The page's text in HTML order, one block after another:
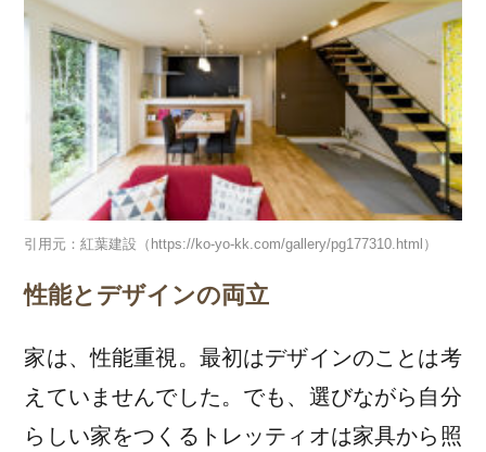
引用元：紅葉建設（https://ko-yo-kk.com/gallery/pg177310.html）
性能とデザインの両立
家は、性能重視。最初はデザインのことは考
えていませんでした。でも、選びながら自分
らしい家をつくるトレッティオは家具から照